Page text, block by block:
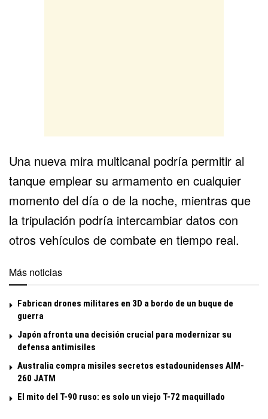
Una nueva mira multicanal podría permitir al
tanque emplear su armamento en cualquier
momento del día o de la noche, mientras que
la tripulación podría intercambiar datos con
otros vehículos de combate en tiempo real.
Más noticias
Fabrican drones militares en 3D a bordo de un buque de
guerra
Japón afronta una decisión crucial para modernizar su
defensa antimisiles
Australia compra misiles secretos estadounidenses AIM-
260 JATM
El mito del T-90 ruso: es solo un viejo T-72 maquillado